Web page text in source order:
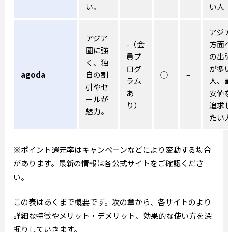
い。
い人
agoda
アジア
圏に強
く、独
自の割
引やセ
ールが
魅力。
-（会
員プ
ログ
ラム
あ
り）
◯ –
アジ
方面
の出
が多
人、
安値
追求
たい
※ポイント還元率はキャンペーンなどにより変動する場合
があります。最新の情報は各公式サイトをご確認くださ
い。
この表はあくまで概要です。次の章から、各サイトのより
詳細な特徴やメリット・デメリット、効果的な使い方を深
掘りしていきます。